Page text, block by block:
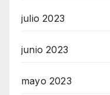
julio 2023
junio 2023
mayo 2023